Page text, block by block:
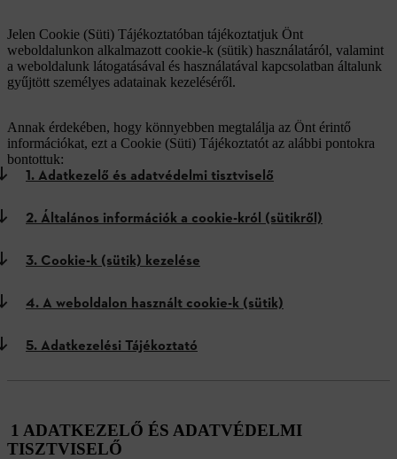
Jelen Cookie (Süti) Tájékoztatóban tájékoztatjuk Önt
weboldalunkon alkalmazott cookie-k (sütik) használatáról, valamint
a weboldalunk látogatásával és használatával kapcsolatban általunk
gyűjtött személyes adatainak kezeléséről.
Annak érdekében, hogy könnyebben megtalálja az Önt érintő
információkat, ezt a Cookie (Süti) Tájékoztatót az alábbi pontokra
bontottuk:
1. Adatkezelő és adatvédelmi tisztviselő
2. Általános információk a cookie-król (sütikről)
3. Cookie-k (sütik) kezelése
4. A weboldalon használt cookie-k (sütik)
5. Adatkezelési Tájékoztató
1 ADATKEZELŐ ÉS ADATVÉDELMI
TISZTVISELŐ